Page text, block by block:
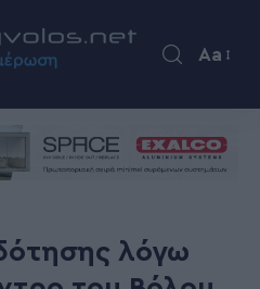
Aa
λόγω